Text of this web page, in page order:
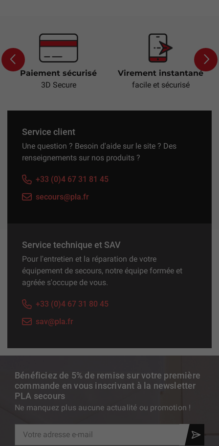
Previous
Paiement sécurisé
3D Secure
Virement instantané
facile et sécurisé
Bénéficiez de 5% de remise sur votre première
commande en vous inscrivant à la newsletter
PLA secours
Ne manquez plus aucune actualité ou promotion !
Service client
Une question ? Besoin d'aide sur le site ? Des
renseignements sur nos produits ?
+33 (0)4 67 31 81 45
secours@pla.fr
Service technique et SAV
Pour l'entretien et la réparation de votre
équipement de secours, notre équipe formée et
agréée s'occupe de vous.
+33 (0)4 67 31 80 45
sav@pla.fr